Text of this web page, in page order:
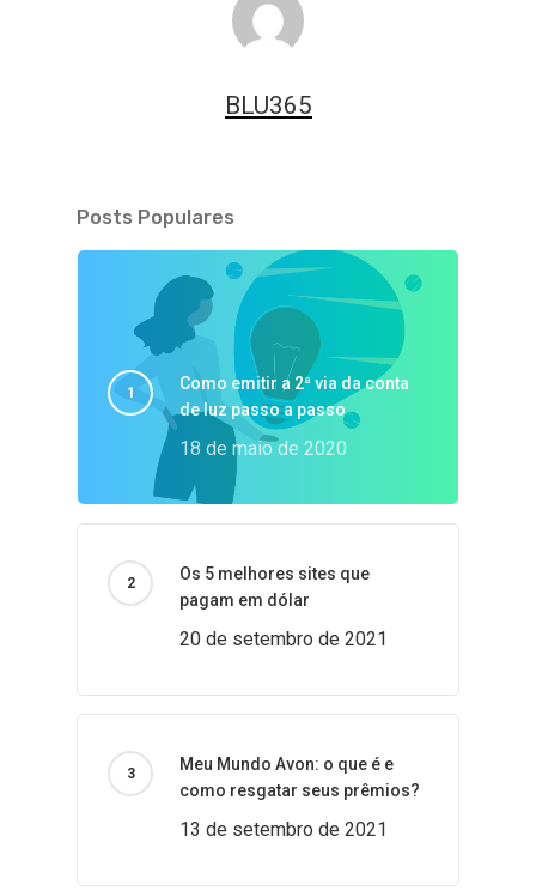
BLU365
Posts Populares
Como emitir a 2ª via da conta
de luz passo a passo
18 de maio de 2020
Os 5 melhores sites que
pagam em dólar
20 de setembro de 2021
Meu Mundo Avon: o que é e
como resgatar seus prêmios?
13 de setembro de 2021